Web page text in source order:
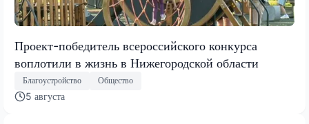
Проект-победитель всероссийского конкурса
воплотили в жизнь в Нижегородской области
Благоустройство Общество
5 августа